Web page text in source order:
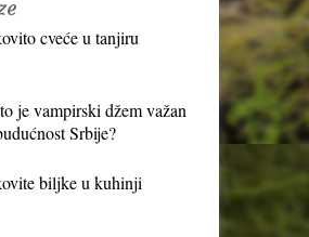
cveće u tanjiru
je vampirski džem važan
Srbije?
biljke u kuhinji